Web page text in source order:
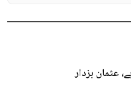
عثمان بزدار